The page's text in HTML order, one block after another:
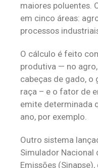
maiores poluentes.
em cinco áreas:
processos
O cálculo é feito
produtiva — no
cabeças de gado, o
raça – e o fator de
emite determinada
ano, por exemplo.
Outro sistema
Simulador Nacional
Emissões